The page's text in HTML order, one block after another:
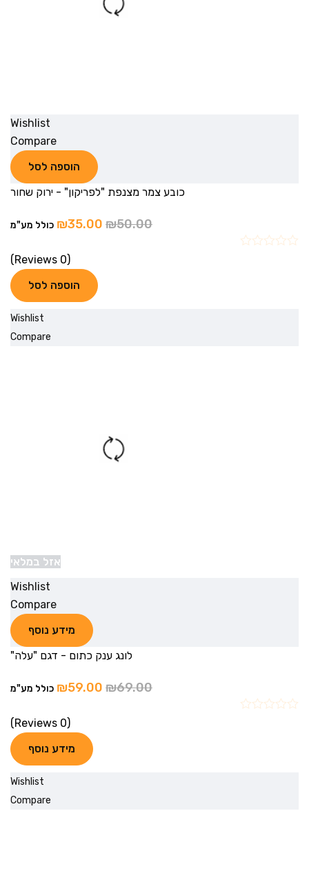
Wishlist
Compare
הוספה לסל
כובע צמר מצנפת "לפריקון" - ירוק שחור
₪50.00
₪35.00 כולל מע"מ
(0 Reviews)
הוספה לסל
Wishlist
Compare
אזל במלאי
Wishlist
Compare
מידע נוסף
לונג ענק כתום - דגם "עלה"
₪69.00
₪59.00 כולל מע"מ
(0 Reviews)
מידע נוסף
Wishlist
Compare